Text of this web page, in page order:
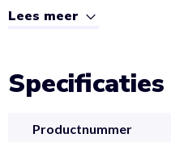
Lees meer
Specificaties
Productnummer